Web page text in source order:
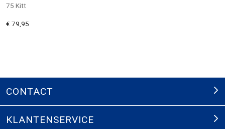
75 Kitt
€ 79,95
CONTACT
KLANTENSERVICE